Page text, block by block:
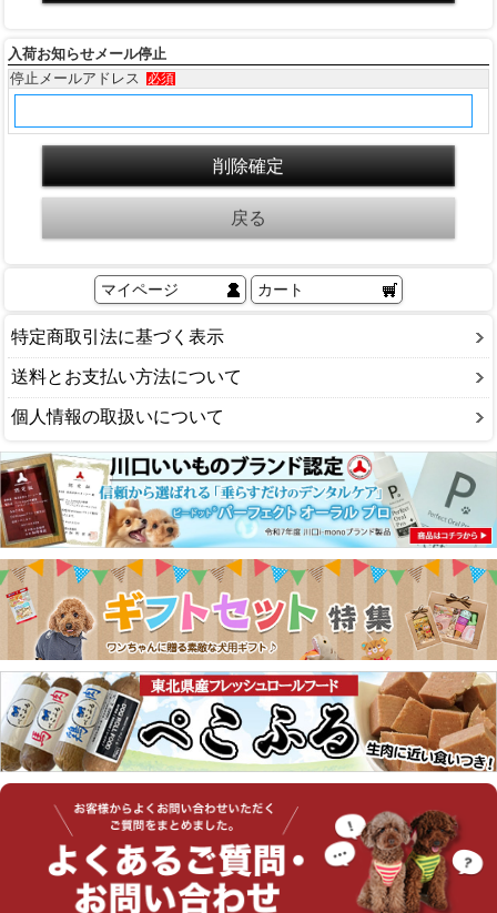
入荷お知らせメール停止
停止メールアドレス
必須
マイページ カート
特定商取引法に基づく表示
送料とお支払い方法について
個人情報の取扱いについて